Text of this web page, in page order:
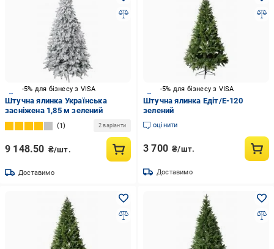
-5% для бізнесу з VISA
Штучна ялинка Українська
засніжена 1,85 м зелений
1 2 варіанти
9 148.50 ₴/шт.
Доставимо
-5% для бізнесу з VISA
Штучна ялинка Едіт/Е-120
зелений
оцінити
3 700 ₴/шт.
Доставимо